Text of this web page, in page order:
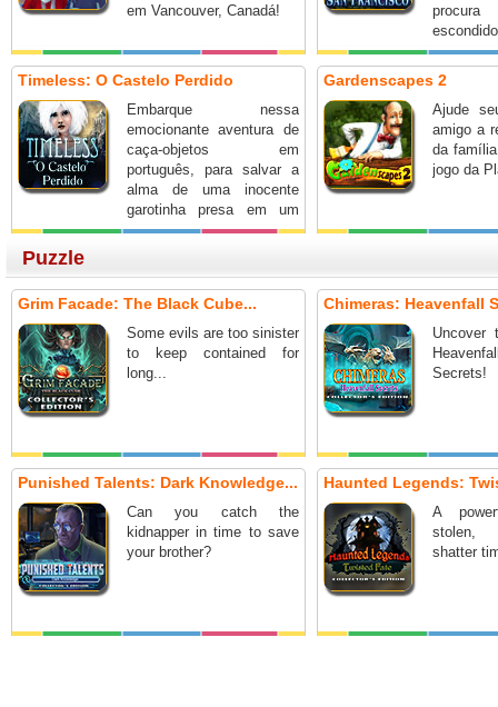
em Vancouver, Canadá!
Timeless: O Castelo Perdido
Embarque nessa
emocionante aventura de
caça-objetos em
português, para salvar a
alma de uma inocente
garotinha presa em um
sombrio castelo entre
Gardenscapes 2
Ajude
amigo a
da
jogo da
Puzzle
Grim Facade: The Black Cube...
Some evils are too sinister
to keep contained for
long...
Chimeras: Heavenfall
Uncover
Secrets!
Punished Talents: Dark Knowledge...
Can you catch the
kidnapper in time to save
your brother?
Haunted Legends:
A
stolen,
shatter